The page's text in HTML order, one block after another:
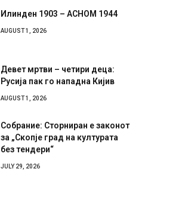
Девет мртви – четири деца:
Собрание: Сторниран е законот
за „Скопје град на културата